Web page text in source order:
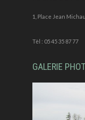
1, Place Jean
Tèl : 05 45 35 87 77
GALERIE